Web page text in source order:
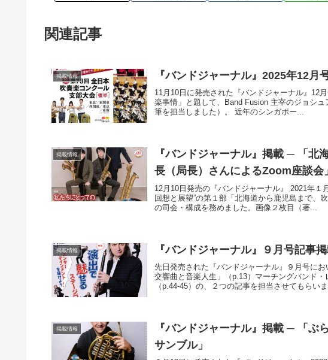
関連記事
掲載情報 『バンドジャーナル』2025年12月
11月10日に発売された『バンドジャーナル』12
楽事情」と題して、Band Fusion 主宰のジョシ
筆を担当しました）。 近年のシンガポー...
掲載情報
『バンドジャーナル』掲載 ─ 「北
長（局長）さんによるZoom座談会
12月10日発売の『バンドジャーナル』 2021年
回想と展望”の第１部「北海道から鹿児島まで、
の司会・構成を務めました。画像２枚目（著...
掲載情報 『バンドジャーナル』９月号記事
先日発売された『バンドジャーナル』９月号に
交響曲と音楽人生」（p.13）マーチングバンド
（p.44-45）の、２つの記事を担当させてもらい
掲載情報
『バンドジャーナル』掲載 ─ 「ぶ
サンブル」